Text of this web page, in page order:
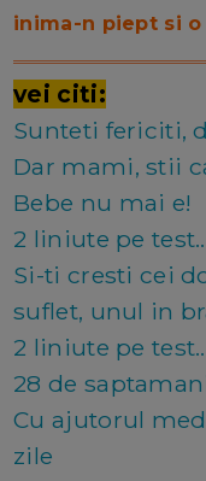
inima-n piept si o
vei citi:
Sunteti fericiti,
Dar mami, stii
Bebe nu mai e!
2 liniute pe
Si-ti cresti cei
suflet, unul in
2 liniute pe
28 de
Cu ajutorul
zile